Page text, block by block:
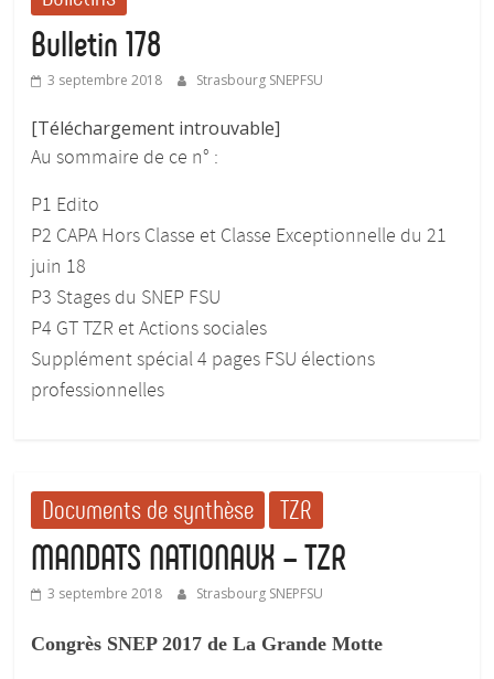
Bulletin 178
3 septembre 2018 Strasbourg SNEPFSU
[Téléchargement introuvable]
Au sommaire de ce n° :
P1 Edito
P2 CAPA Hors Classe et Classe Exceptionnelle du 21
juin 18
P3 Stages du SNEP FSU
P4 GT TZR et Actions sociales
Supplément spécial 4 pages FSU élections
professionnelles
Documents de synthèse TZR
MANDATS NATIONAUX – TZR
3 septembre 2018 Strasbourg SNEPFSU
Congrès SNEP 2017 de La Grande Motte